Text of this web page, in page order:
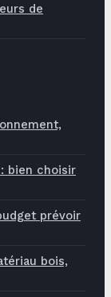
de
bien choisir
prévoir
bois,